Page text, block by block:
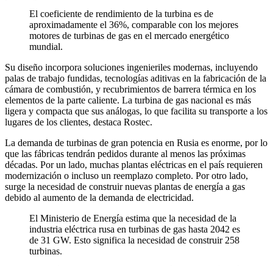
El coeficiente de rendimiento de la turbina es de
aproximadamente el 36%, comparable con los mejores
motores de turbinas de gas en el mercado energético
mundial.
Su diseño incorpora soluciones ingenieriles modernas, incluyendo
palas de trabajo fundidas, tecnologías aditivas en la fabricación de la
cámara de combustión, y recubrimientos de barrera térmica en los
elementos de la parte caliente. La turbina de gas nacional es más
ligera y compacta que sus análogas, lo que facilita su transporte a los
lugares de los clientes, destaca Rostec.
La demanda de turbinas de gran potencia en Rusia es enorme, por lo
que las fábricas tendrán pedidos durante al menos las próximas
décadas. Por un lado, muchas plantas eléctricas en el país requieren
modernización o incluso un reemplazo completo. Por otro lado,
surge la necesidad de construir nuevas plantas de energía a gas
debido al aumento de la demanda de electricidad.
El Ministerio de Energía estima que la necesidad de la
industria eléctrica rusa en turbinas de gas hasta 2042 es
de 31 GW. Esto significa la necesidad de construir 258
turbinas.